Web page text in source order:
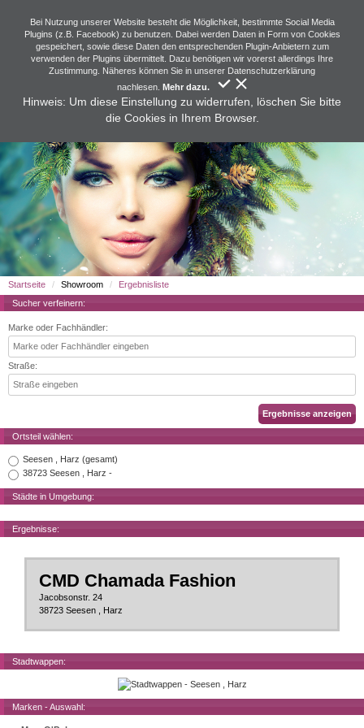
Startseite Showroom
Ergebnisliste
Sucher verfeinern:
Marke oder Fachhändler:
Straße:
Ortsteil wählen:
Seesen , Harz (gesamt)
38723 Seesen , Harz -
Städte in Umgebung:
Ergebnisse:
CMD Chamada Fashion
Jacobsonstr. 24
38723 Seesen , Harz
Stadtwappen:
Marken - Auswahl:
Bei Nutzung unserer Website besteht die Möglichkeit, bestimmte Social Media
Plugins (z.B. Facebook) zu benutzen. Dabei werden Daten in Form von Cookies
gespeichert, sowie diese Daten den entsprechenden Plugin-Anbietern zum
verwenden der Plugins übermittelt. Dazu benötigen wir vorerst allerdings Ihre
Zustimmung. Näheres können Sie in unserer Datenschutzerklärung
nachlesen. Mehr dazu.
Hinweis: Um diese Einstellung zu widerrufen, löschen Sie bitte
die Cookies in Ihrem Browser.